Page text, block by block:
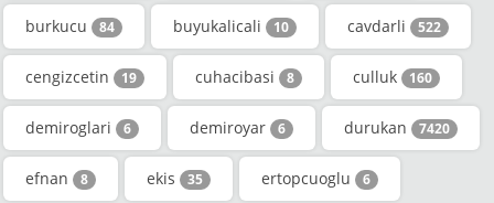
burkucu 84 buyukalicali 10 cavdarli 522
cengizcetin 19 cuhacibasi 8 culluk 160
demiroglari 6 demiroyar 6 durukan 7420
efnan 8 ekis 35 ertopcuoglu 6